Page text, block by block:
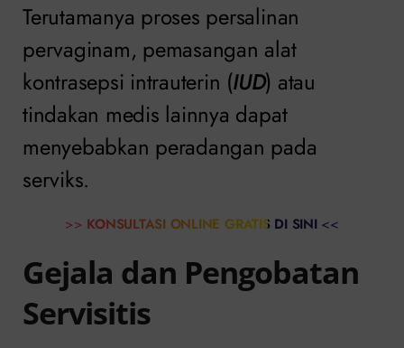
Terutamanya proses persalinan
pervaginam, pemasangan alat
kontrasepsi intrauterin (IUD) atau
tindakan medis lainnya dapat
menyebabkan peradangan pada
serviks.
>> KONSULTASI ONLINE GRATIS DI SINI <<
Gejala dan Pengobatan
Servisitis